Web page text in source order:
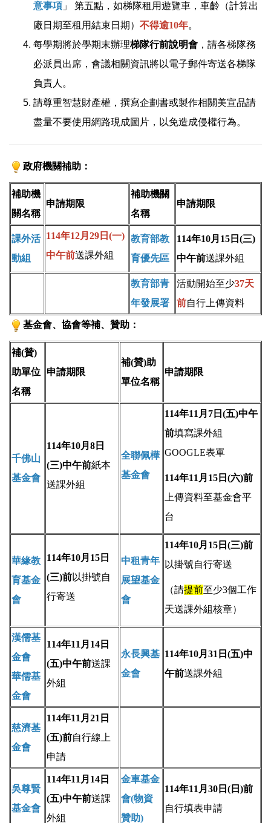
意事項 」 第五點，如梯隊租用遊覽車，車齡（計算出
廠日期至租用結束日期） 不得逾10年。
每學期將於學期末辦理梯隊行前說明會 ，請各梯隊務
必派員出席，會議相關資訊將以電子郵件寄送各梯隊
負責人。
請尊重智慧財產權，撰寫企劃書或製作相關美宣品請
盡量不要使用網路現成圖片，以免造成侵權行為。
政府機關補助：
補助機
關名稱
申請期限
補助機關
名稱
申請期限
課外活
動組
114年12月29日(一)
中午前送課外組
教育部教
育優先區
114年10月15日(三)
中午前送課外組
教育部青
年發展署
活動開始至少37天
前自行上傳資料
基金會、協會等補、贊助：
補(贊)
助單位
名稱
申請期限
補(贊)助
單位名稱
申請期限
千佛山
基金會
114年10月8日
(三)中午前紙本
送課外組
全聯佩樺
基金會
114年11月7日(五)中午
前填寫課外組
GOOGLE表單
114年11月15日(六)前
上傳資料至基金會平
台
華緣教
育基金
會
114年10月15日
(三)前以掛號自
行寄送
中租青年
展望基金
會
114年10月15日(三)前
以掛號自行寄送
（請提前至少3個工作
天送課外組核章）
漢儒基
金會
華儒基
金會
114年11月14日
(五)中午前送課
外組
永長興基
金會
114年10月31日(五)中
午前送課外組
慈濟基
金會
114年11月21日
(五)前自行線上
申請
吳尊賢
基金會
114年11月14日
(五)中午前送課
外組
金車基金
會(物資
贊助)
114年11月30日(日)前
自行填表申請